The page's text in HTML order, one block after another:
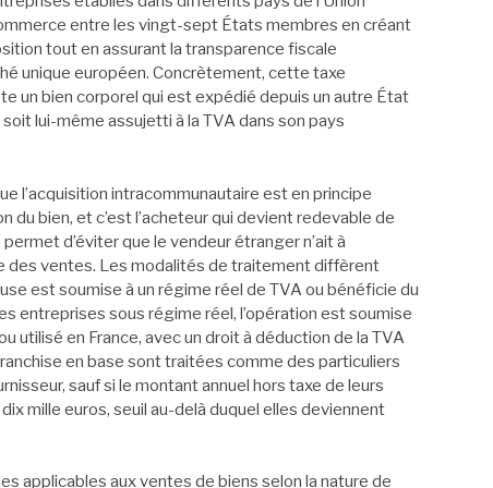
entre les vingt-sept États membres en créant
tout en assurant la transparence fiscale
unique européen. Concrètement, cette taxe
un bien corporel qui est expédié depuis un autre État
lui-même assujetti à la TVA dans son pays
l’acquisition intracommunautaire est en principe
du bien, et c’est l’acheteur qui devient redevable de
d’éviter que le vendeur étranger n’ait à
des ventes. Les modalités de traitement diffèrent
est soumise à un régime réel de TVA ou bénéficie du
entreprises sous régime réel, l’opération est soumise
utilisé en France, avec un droit à déduction de la TVA
en base sont traitées comme des particuliers
sauf si le montant annuel hors taxe de leurs
mille euros, seuil au-delà duquel elles deviennent
applicables aux ventes de biens selon la nature de